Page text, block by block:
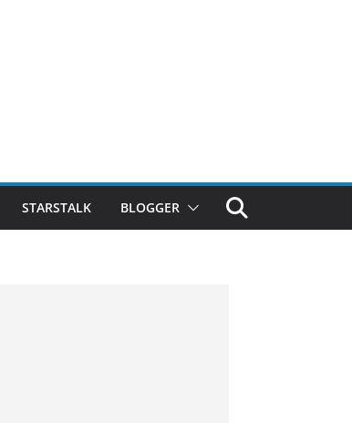
STARSTALK BLOGGER